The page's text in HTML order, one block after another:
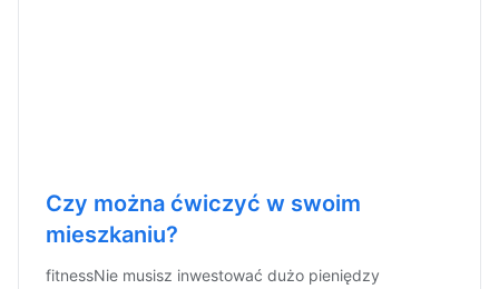
Czy można ćwiczyć w swoim
mieszkaniu?
fitnessNie musisz inwestować dużo pieniędzy